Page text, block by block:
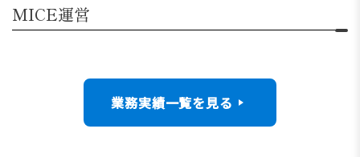
MICE運営
業務実績一覧を見る